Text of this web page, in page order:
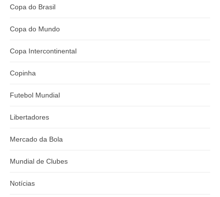
Copa do Brasil
Copa do Mundo
Copa Intercontinental
Copinha
Futebol Mundial
Libertadores
Mercado da Bola
Mundial de Clubes
Notícias